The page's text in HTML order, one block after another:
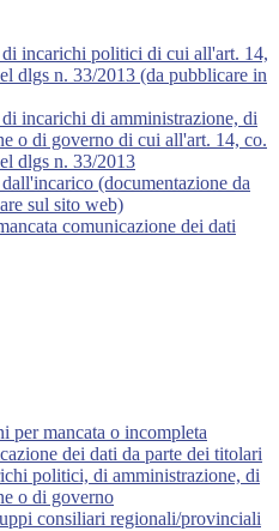
incarichi politici di cui all'art. 14,
dlgs n. 33/2013 (da pubblicare in
incarichi di amministrazione, di
o di governo di cui all'art. 14, co.
dlgs n. 33/2013
dall'incarico (documentazione da
sul sito web)
comunicazione dei dati
per mancata o incompleta
dei dati da parte dei titolari
politici, di amministrazione, di
o di governo
consiliari regionali/provinciali